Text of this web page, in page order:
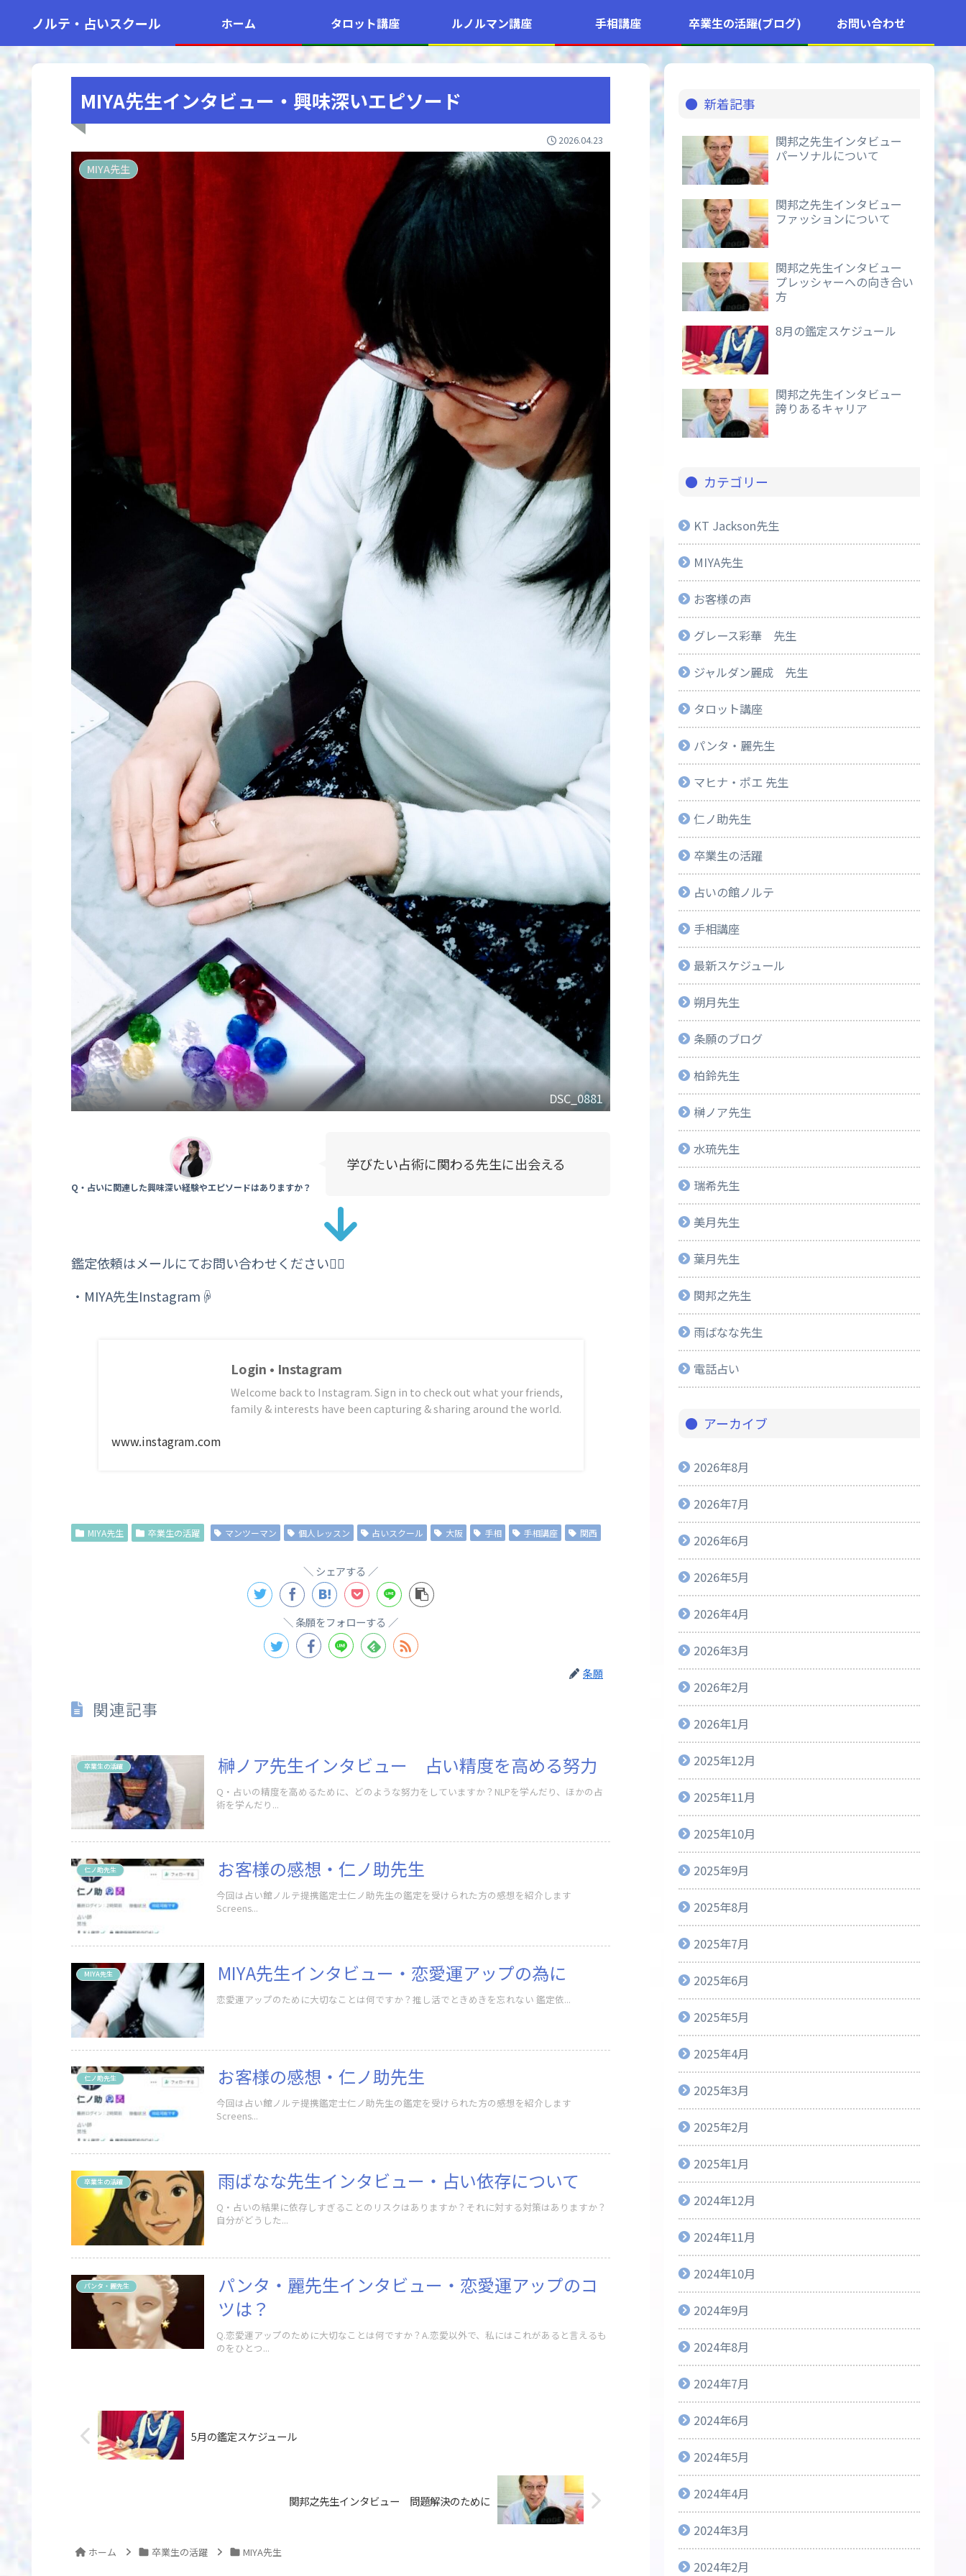
ノルテ・占いスクール ホーム タロット講座 ルノルマン講座 手相講座 卒業生の活躍(ブログ) お問い合わせ
MIYA先生インタビュー・興味深いエピソード
2026.04.23
MIYA先生
DSC_0881
Q・占いに関連した興味深い経験やエピソードはありますか？
学びたい占術に関わる先生に出会える
鑑定依頼はメールにてお問い合わせください💁‍♀️
・MIYA先生Instagram☟
Login • Instagram
Welcome back to Instagram. Sign in to check out what your friends,
family & interests have been capturing & sharing around the world.
www.instagram.com
MIYA先生 卒業生の活躍 マンツーマン 個人レッスン 占いスクール 大阪 手相 手相講座 関西
シェアする
条願をフォローする
条願
関連記事
卒業生の活躍 榊ノア先生インタビュー 占い精度を高める努力
Q・占いの精度を高めるために、どのような努力をしていますか？NLPを学んだり、ほかの占
術を学んだり...
仁ノ助先生 お客様の感想・仁ノ助先生
今回は占い館ノルテ提携鑑定士仁ノ助先生の鑑定を受けられた方の感想を紹介します
Screens...
MIYA先生 MIYA先生インタビュー・恋愛運アップの為に
恋愛運アップのために大切なことは何ですか？推し活でときめきを忘れない 鑑定依...
仁ノ助先生 お客様の感想・仁ノ助先生
今回は占い館ノルテ提携鑑定士仁ノ助先生の鑑定を受けられた方の感想を紹介します
Screens...
卒業生の活躍 雨ばなな先生インタビュー・占い依存について
Q・占いの結果に依存しすぎることのリスクはありますか？それに対する対策はありますか？
自分がどうした...
パンタ・麗先生
パンタ・麗先生インタビュー・恋愛運アップのコ
ツは？
Q.恋愛運アップのために大切なことは何ですか？A.恋愛以外で、私にはこれがあると言えるも
のをひとつ...
5月の鑑定スケジュール
関邦之先生インタビュー 問題解決のために
ホーム 卒業生の活躍 MIYA先生
新着記事
関邦之先生インタビュー
パーソナルについて
関邦之先生インタビュー
ファッションについて
関邦之先生インタビュー
プレッシャーへの向き合い
方
8月の鑑定スケジュール
関邦之先生インタビュー
誇りあるキャリア
カテゴリー
KT Jackson先生
MIYA先生
お客様の声
グレース彩華 先生
ジャルダン麗成 先生
タロット講座
パンタ・麗先生
マヒナ・ポエ 先生
仁ノ助先生
卒業生の活躍
占いの館ノルテ
手相講座
最新スケジュール
朔月先生
条願のブログ
柏鈴先生
榊ノア先生
水琉先生
瑞希先生
美月先生
葉月先生
関邦之先生
雨ばなな先生
電話占い
アーカイブ
2026年8月
2026年7月
2026年6月
2026年5月
2026年4月
2026年3月
2026年2月
2026年1月
2025年12月
2025年11月
2025年10月
2025年9月
2025年8月
2025年7月
2025年6月
2025年5月
2025年4月
2025年3月
2025年2月
2025年1月
2024年12月
2024年11月
2024年10月
2024年9月
2024年8月
2024年7月
2024年6月
2024年5月
2024年4月
2024年3月
2024年2月